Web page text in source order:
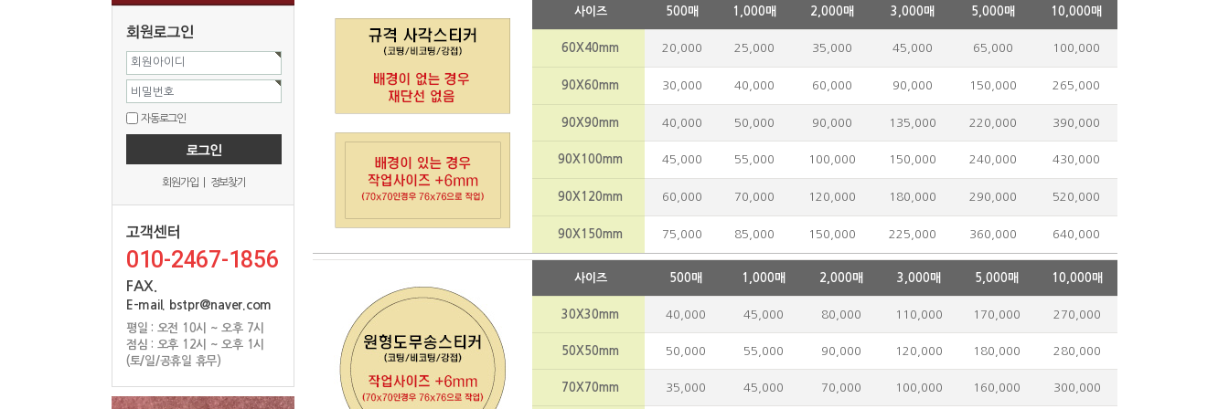
회원아이디
비밀번호
자동로그인
회원가입 정보찾기
010-2467-1856
FAX.
E-mail. bstpr@naver.com
평일 : 오전 10시 ~ 오후 7시
점심 : 오후 12시 ~ 오후 1시
(토/일/공휴일 휴무)
사이즈 500매 1,000매 2,000매 3,000매 5,000매 10,000매
60X40mm 20,000 25,000 35,000 45,000 65,000 100,000
90X60mm 30,000 40,000 60,000 90,000 150,000 265,000
90X90mm 40,000 50,000 90,000 135,000 220,000 390,000
90X100mm 45,000 55,000 100,000 150,000 240,000 430,000
90X120mm 60,000 70,000 120,000 180,000 290,000 520,000
90X150mm 75,000 85,000 150,000 225,000 360,000 640,000
사이즈 500매 1,000매 2,000매 3,000매 5,000매 10,000매
30X30mm 40,000 45,000 80,000 110,000 170,000 270,000
50X50mm 50,000 55,000 90,000 120,000 180,000 280,000
70X70mm 35,000 45,000 70,000 100,000 160,000 300,000